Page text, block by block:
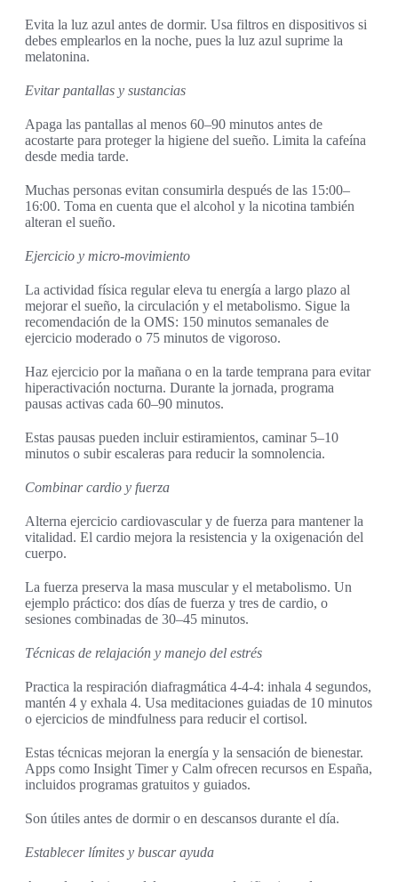
Evita la luz azul antes de dormir. Usa filtros en dispositivos si
debes emplearlos en la noche, pues la luz azul suprime la
melatonina.
Evitar pantallas y sustancias
Apaga las pantallas al menos 60–90 minutos antes de
acostarte para proteger la higiene del sueño. Limita la cafeína
desde media tarde.
Muchas personas evitan consumirla después de las 15:00–
16:00. Toma en cuenta que el alcohol y la nicotina también
alteran el sueño.
Ejercicio y micro-movimiento
La actividad física regular eleva tu energía a largo plazo al
mejorar el sueño, la circulación y el metabolismo. Sigue la
recomendación de la OMS: 150 minutos semanales de
ejercicio moderado o 75 minutos de vigoroso.
Haz ejercicio por la mañana o en la tarde temprana para evitar
hiperactivación nocturna. Durante la jornada, programa
pausas activas cada 60–90 minutos.
Estas pausas pueden incluir estiramientos, caminar 5–10
minutos o subir escaleras para reducir la somnolencia.
Combinar cardio y fuerza
Alterna ejercicio cardiovascular y de fuerza para mantener la
vitalidad. El cardio mejora la resistencia y la oxigenación del
cuerpo.
La fuerza preserva la masa muscular y el metabolismo. Un
ejemplo práctico: dos días de fuerza y tres de cardio, o
sesiones combinadas de 30–45 minutos.
Técnicas de relajación y manejo del estrés
Practica la respiración diafragmática 4-4-4: inhala 4 segundos,
mantén 4 y exhala 4. Usa meditaciones guiadas de 10 minutos
o ejercicios de mindfulness para reducir el cortisol.
Estas técnicas mejoran la energía y la sensación de bienestar.
Apps como Insight Timer y Calm ofrecen recursos en España,
incluidos programas gratuitos y guiados.
Son útiles antes de dormir o en descansos durante el día.
Establecer límites y buscar ayuda